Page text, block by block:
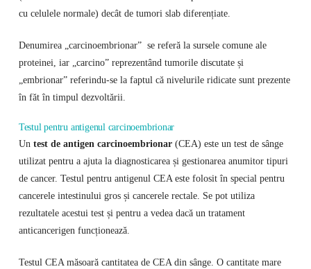
cu celulele normale) decât de tumori slab diferențiate.
Denumirea „carcinoembrionar” se referă la sursele comune ale
proteinei, iar „carcino” reprezentând tumorile discutate și
„embrionar” referindu-se la faptul că nivelurile ridicate sunt prezente
în făt în timpul dezvoltării.
Testul pentru antigenul carcinoembrionar
Un test de antigen carcinoembrionar(CEA) este un test de sânge
utilizat pentru a ajuta la diagnosticarea și gestionarea anumitor tipuri
de cancer. Testul pentru antigenul CEA este folosit în special pentru
cancerele intestinului gros și cancerele rectale. Se pot utiliza
rezultatele acestui test și pentru a vedea dacă un tratament
anticancerigen funcționează.
Testul CEA măsoară cantitatea de CEA din sânge. O cantitate mare